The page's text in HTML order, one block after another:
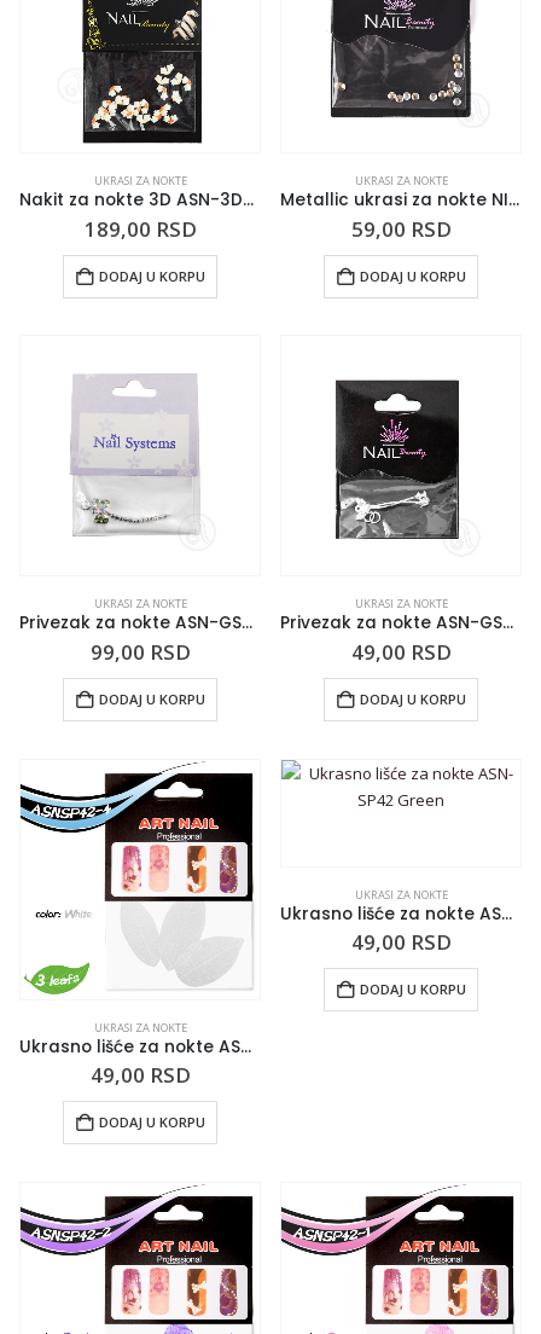
UKRASI ZA NOKTE
Nakit za nokte 3D ASN-3DAF4
189,00 RSD
DODAJ U KORPU
UKRASI ZA NOKTE
Metallic ukrasi za nokte NITNE
59,00 RSD
DODAJ U KORPU
UKRASI ZA NOKTE
Privezak za nokte ASN-GS-19 ZELENI LEPTIR
99,00 RSD
DODAJ U KORPU
UKRASI ZA NOKTE
Privezak za nokte ASN-GS-20 SREBRNI LEPTIR
49,00 RSD
DODAJ U KORPU
UKRASI ZA NOKTE
Ukrasno lišće za nokte ASN-SP42 White
49,00 RSD
DODAJ U KORPU
UKRASI ZA NOKTE
Ukrasno lišće za nokte ASN-SP42 Green
49,00 RSD
DODAJ U KORPU